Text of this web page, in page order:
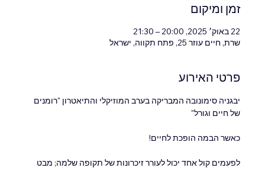
זמן ומיקום
22 באוק׳ 2025, 20:00 – 21:30
שרת, חיים עוזר 25, פתח תקווה, ישראל
פרטי האירוע
יבגניה סימונובה המבריקה בערב המוזיקלי והתיאטרון "רומנים
של חיים וגורל"
כאשר הבמה הופכת לחיים!
לפעמים קול אחד יכול לעורר זיכרונות של תקופה שלמה; מבט